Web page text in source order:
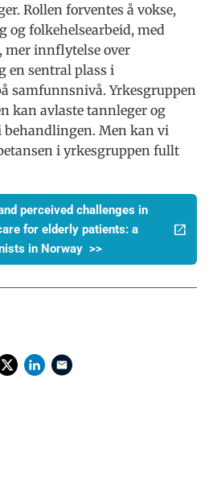
Rollen forventes å vokse,
og folkehelsearbeid, med
mer innflytelse over
en sentral plass i
samfunnsnivå. Yrkesgruppen
kan avlaste tannleger og
Men kan vi
i yrkesgruppen fullt
perceived challenges in
for elderly patients: a
in Norway >>